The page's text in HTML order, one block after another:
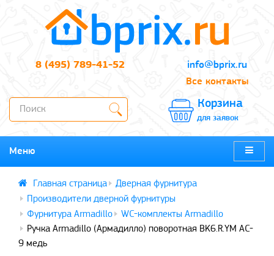
8 (495) 789-41-52
info@bprix.ru
Все контакты
Корзина
для заявок
Меню
Дверная фурнитура
Производители дверной фурнитуры
Фурнитура Armadillo
WC-комплекты Armadillo
Ручка Armadillo (Армадилло) поворотная BK6.R.YM AC-
9 медь